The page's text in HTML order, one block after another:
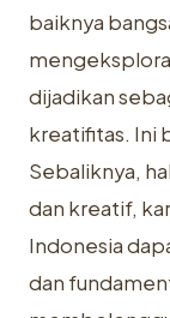
baiknya
dijadikan
kreatifitas. Ini
Sebaliknya,
dan kreatif,
Indonesia
dan